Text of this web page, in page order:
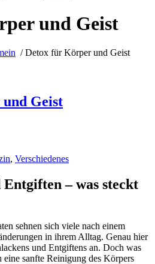
und Geist
/Detox für Körper und Geist
Geist
, Verschiedenes
– was steckt
sehnen sich viele nach einem
in ihrem Alltag. Genau hier
und Entgiftens an. Doch was
sanfte Reinigung des Körpers